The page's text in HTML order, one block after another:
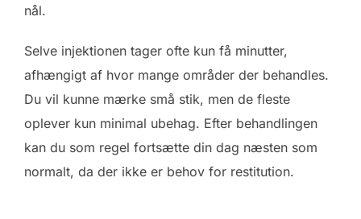
nål.
Selve injektionen tager ofte kun få minutter,
afhængigt af hvor mange områder der behandles.
Du vil kunne mærke små stik, men de fleste
oplever kun minimal ubehag. Efter behandlingen
kan du som regel fortsætte din dag næsten som
normalt, da der ikke er behov for restitution.